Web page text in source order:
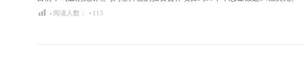
阅读人数： 115